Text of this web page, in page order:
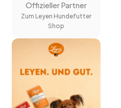
Offizieller Partner
Zum Leyen Hundefutter
Shop